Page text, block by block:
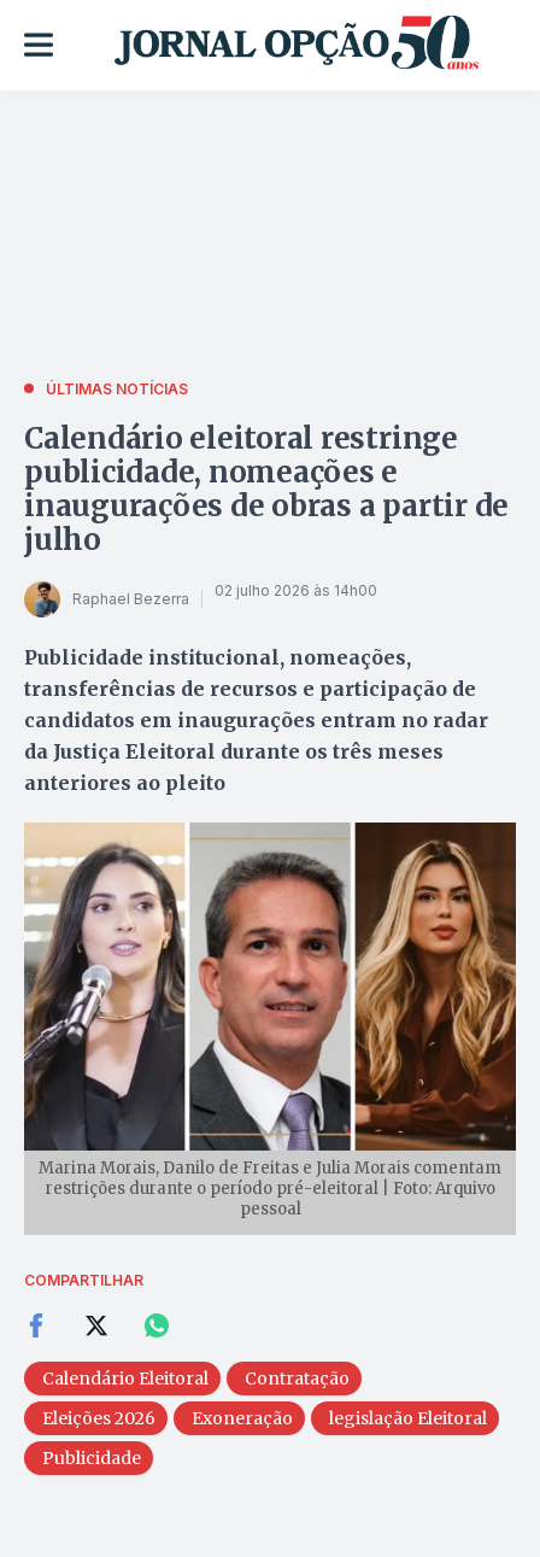
ÚLTIMAS NOTÍCIAS
Calendário eleitoral restringe
publicidade, nomeações e
inaugurações de obras a partir de
julho
Raphael Bezerra 02 julho 2026 às 14h00
Publicidade institucional, nomeações,
transferências de recursos e participação de
candidatos em inaugurações entram no radar
da Justiça Eleitoral durante os três meses
anteriores ao pleito
Marina Morais, Danilo de Freitas e Julia Morais comentam
restrições durante o período pré-eleitoral | Foto: Arquivo
pessoal
COMPARTILHAR
Calendário Eleitoral
Contratação
Eleições 2026
Exoneração
legislação Eleitoral
Publicidade